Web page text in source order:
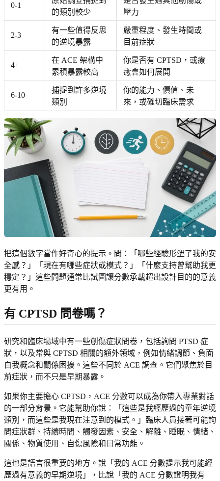
0-1
的類別較少
壓力
2-3
有一些值得反思
的逆境暴露
嚴重程度、發生時間或
目前症狀
4+
在 ACE 架構中
累積暴露較高
你是否有 CPTSD，或療
癒會如何展開
6-10
捕捉到許多逆境
類別
你的能力、價值、未
來，或確切臨床需求
把這個數字當作好奇心的提示。問：「哪些經驗形塑了我的安
全感？」「現在有哪些症狀或模式？」「什麼支持曾幫助我更
穩定？」這些問題通常比試圖讓分數承載超出設計目的的意義
更有用。
有 CPTSD 問卷嗎？
研究和臨床場域中有一些創傷症狀問卷，包括詢問 PTSD 症
狀，以及常與 CPTSD 相關的額外領域，例如情緒調節、負面
自我概念和關係困擾。這些不同於 ACE 調查。它們聚焦於目
前症狀，而不只是早期暴露。
如果你主要擔心 CPTSD，ACE 分數可以成為你帶入專業對話
的一部分背景。它能幫助你說：「這些是我經歷過的童年逆境
類別，而這些是我現在注意到的模式。」臨床人員接著可能詢
問症狀群、持續時間、觸發因素、安全、解離、睡眠、情緒、
關係、物質使用、自傷風險和日常功能。
這也是語言很重要的地方。說「我的 ACE 分數提示我可能經
歷過有意義的早期逆境」，比說「我的 ACE 分數證明我有